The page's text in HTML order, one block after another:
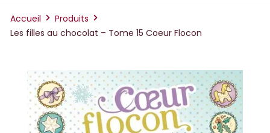
Accueil
Produits
Les filles au chocolat – Tome 15 Coeur Flocon